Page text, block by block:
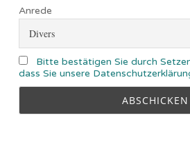
Anrede
Bitte bestätigen Sie durch
dass Sie unsere